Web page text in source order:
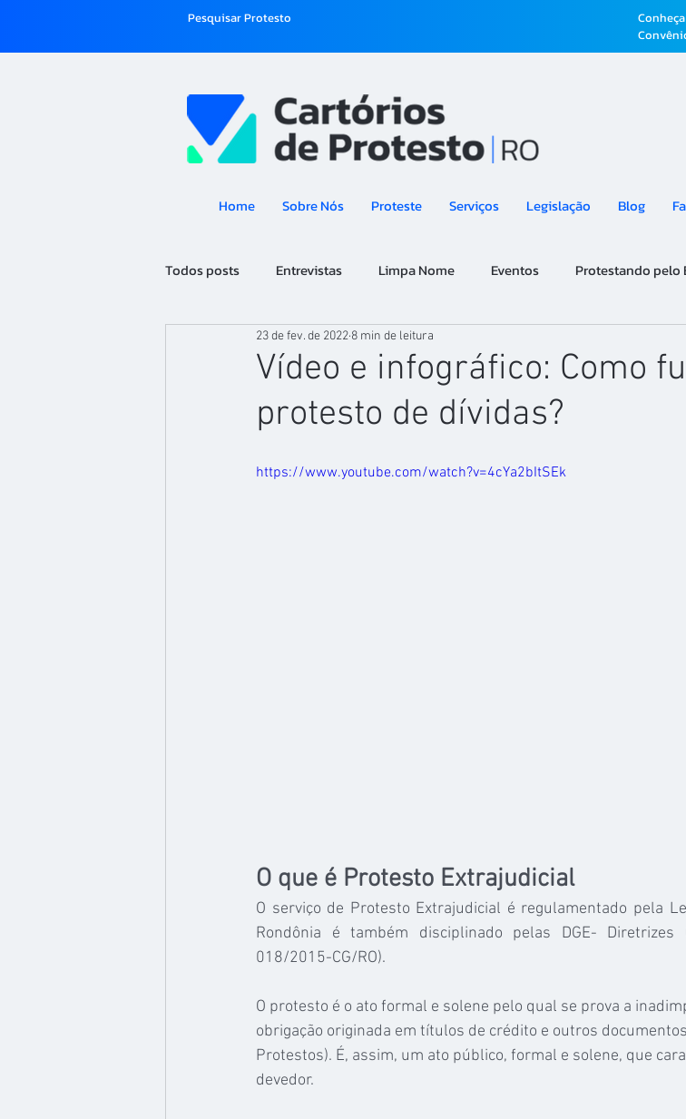
Pesquisar Protesto
Home Sobre Nós Proteste Serviços Legislação Blog
Todos posts Entrevistas Limpa Nome Eventos Protestando pelo
Tecnologia Saúde Fiscal
Vídeo e infográfico: Como
protesto de dívidas?
23 de fev. de 2022 8 min de leitura
https://www.youtube.com/watch?v=4cYa2bItSEk
O que é Protesto Extrajudicial
O serviço de Protesto Extrajudicial é regulamentado pela
Rondônia é também disciplinado pelas DGE- Diretrizes
018/2015-CG/RO).
O protesto é o ato formal e solene pelo qual se prova a
obrigação originada em títulos de crédito e outros
Protestos). É, assim, um ato público, formal e solene, que
devedor.